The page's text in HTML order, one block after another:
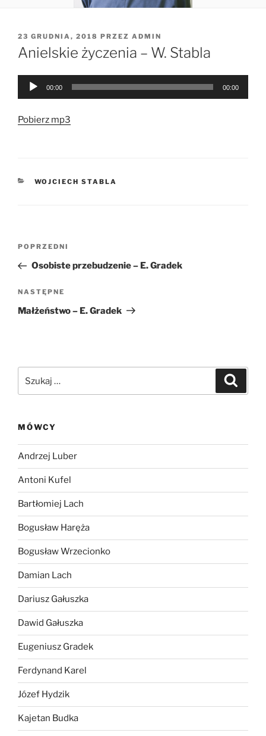
OPUBLIKOWANE
W
23 GRUDNIA, 2018 PRZEZ ADMIN
Anielskie życzenia – W. Stabla
Odtwarzacz
00:00 00:00
Pobierz mp3
KATEGORIE
WOJCIECH STABLA
Nawigacja
Poprzedni
wpis
POPRZEDNI
Osobiste przebudzenie – E. Gradek
Następny
wpis
NASTĘPNE
Małżeństwo – E. Gradek
MÓWCY
Andrzej Luber
Antoni Kufel
Bartłomiej Lach
Bogusław Haręża
Bogusław Wrzecionko
Damian Lach
Dariusz Gałuszka
Dawid Gałuszka
Eugeniusz Gradek
Ferdynand Karel
Józef Hydzik
Kajetan Budka